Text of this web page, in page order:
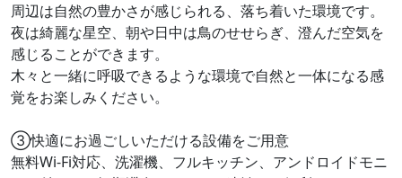
周辺は自然の豊かさが感じられる、落ち着いた環境です。
夜は綺麗な星空、朝や日中は鳥のせせらぎ、澄んだ空気を
感じることができます。
木々と一緒に呼吸できるような環境で自然と一体になる感
覚をお楽しみください。
③快適にお過ごしいただける設備をご用意
無料Wi-Fi対応、洗濯機、フルキッチン、アンドロイドモニ